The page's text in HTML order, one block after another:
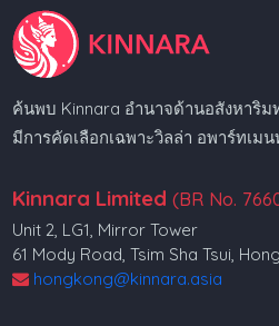
ค้นพบ Kinnara อำนาจด้านอสังหาริ
มีการคัดเลือกเฉพาะวิลล่า อพาร์ทเม
Kinnara Limited (BR No.
Unit 2, LG1, Mirror Tower
61 Mody Road, Tsim Sha Tsui,
hongkong@kinnara.asia